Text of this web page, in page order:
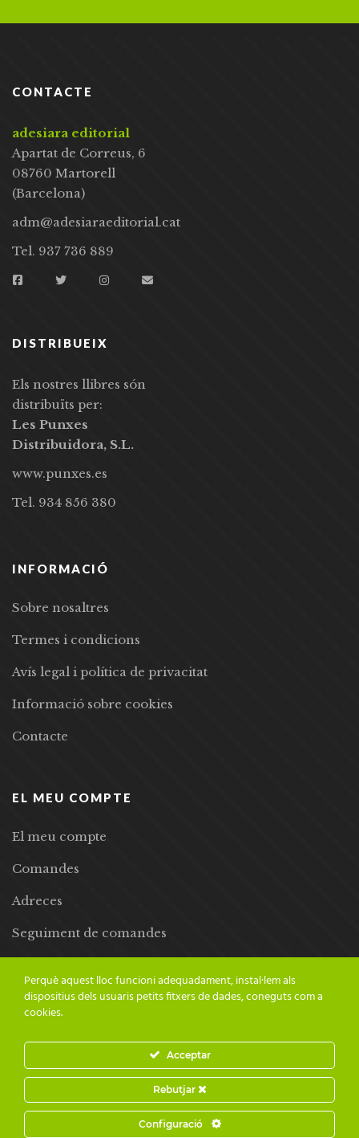
CONTACTE
adesiara editorial
Apartat de Correus, 6
08760 Martorell
(Barcelona)
adm@adesiaraeditorial.cat
Tel. 937 736 889
DISTRIBUEIX
Els nostres llibres són
distribuïts per:
Les Punxes
Distribuidora, S.L.
www.punxes.es
Tel. 934 856 380
INFORMACIÓ
Sobre nosaltres
Termes i condicions
Avís legal i política de privacitat
Informació sobre cookies
Contacte
EL MEU COMPTE
El meu compte
Comandes
Adreces
Seguiment de comandes
© 2024 Adesiara Editorial | Tots els drets reservats | Preus amb
IVA inclòs |Grademorphic
Perquè aquest lloc funcioni adequadament, instal·lem als
dispositius dels usuaris petits fitxers de dades, coneguts com a
cookies.
Acceptar
Rebutjar
Configuració